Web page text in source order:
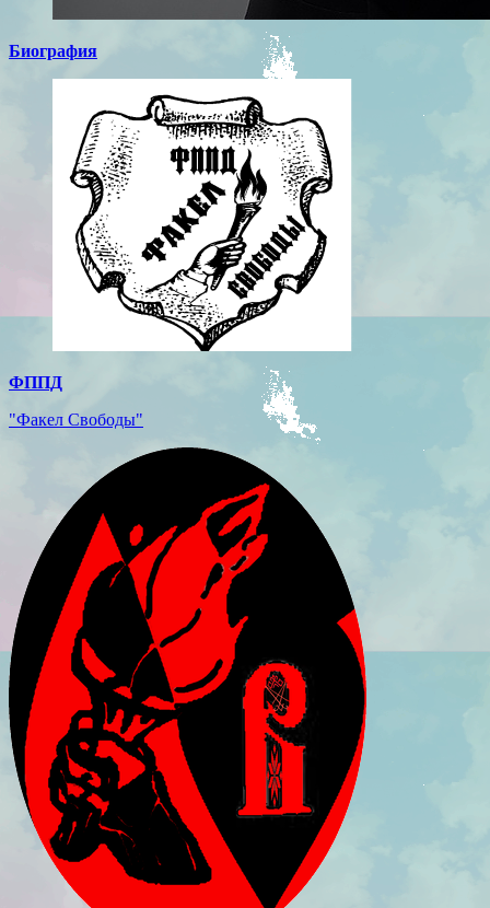
Биография
ФППД
"Факел Свободы"